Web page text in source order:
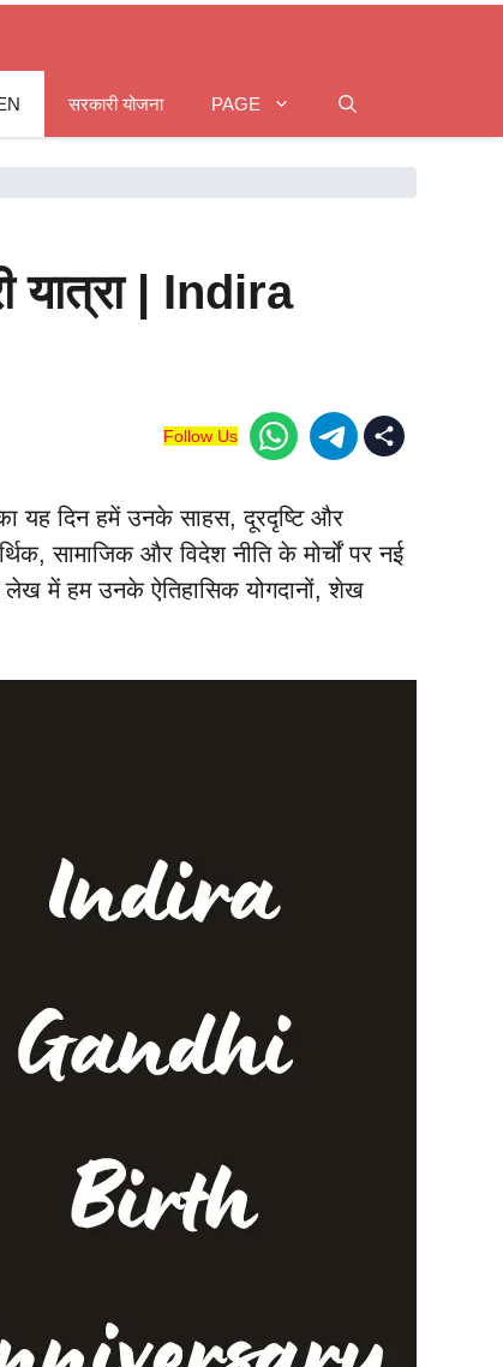
सरकारी योजना PAGE
यात्रा | Indira
Follow Us
यह दिन हमें उनके साहस, दूरदृष्टि और
सामाजिक और विदेश नीति के मोर्चों पर नई
में हम उनके ऐतिहासिक योगदानों, शेख